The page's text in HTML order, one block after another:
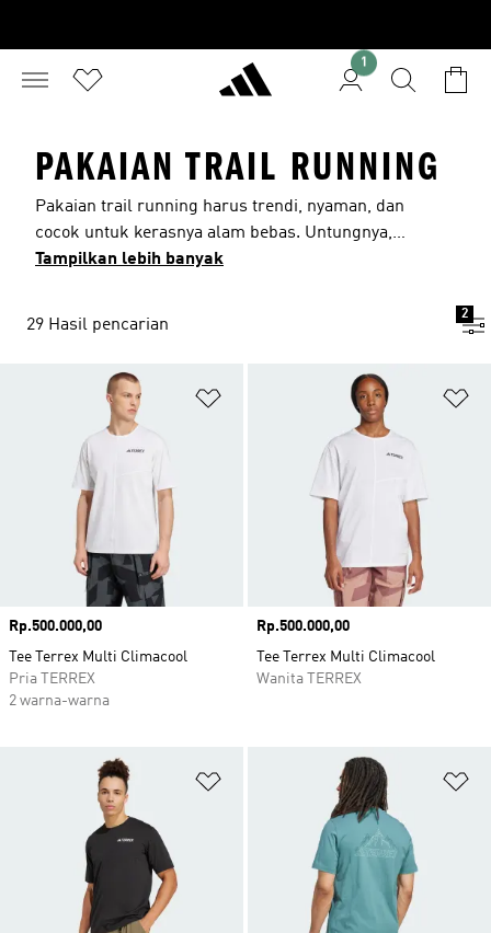
1
PAKAIAN TRAIL RUNNING
Pakaian trail running harus trendi, nyaman, dan
cocok untuk kerasnya alam bebas. Untungnya,
koleksi pakaian lintas alam adidas yang sangat
membantumu mendapatkan hasil maksimal dari
semua orang, mulai dari pemula hingga pelari
trail yang sudah berpengalaman.
Tampilkan lebih banyak
29 Hasil pencarian
2
Tambahkan ke Wishlist
Harga
Rp.500.000,00
Tee Terrex Multi Climacool
Pria TERREX
2 warna-warna
Harga
Rp.500.000,00
Tee Terrex Multi Climacool
Wanita TERREX
Tambahkan ke Wishlist